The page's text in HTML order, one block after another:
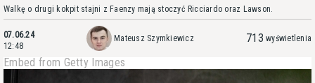
Walkę o drugi kokpit stajni z Faenzy mają stoczyć Ricciardo oraz Lawson.
07.06.24
12:48
Mateusz Szymkiewicz 713 wyświetlenia
Embed from Getty Images